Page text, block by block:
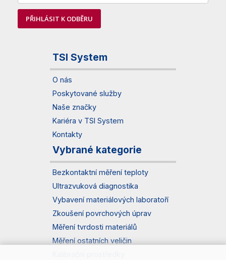
PŘIHLÁSIT K ODBĚRU
TSI System
O nás
Poskytované služby
Naše značky
Kariéra v TSI System
Kontakty
Vybrané kategorie
Bezkontaktní měření teploty
Ultrazvuková diagnostika
Vybavení materiálových laboratoří
Zkoušení povrchových úprav
Měření tvrdosti materiálů
Měření ostatních veličin